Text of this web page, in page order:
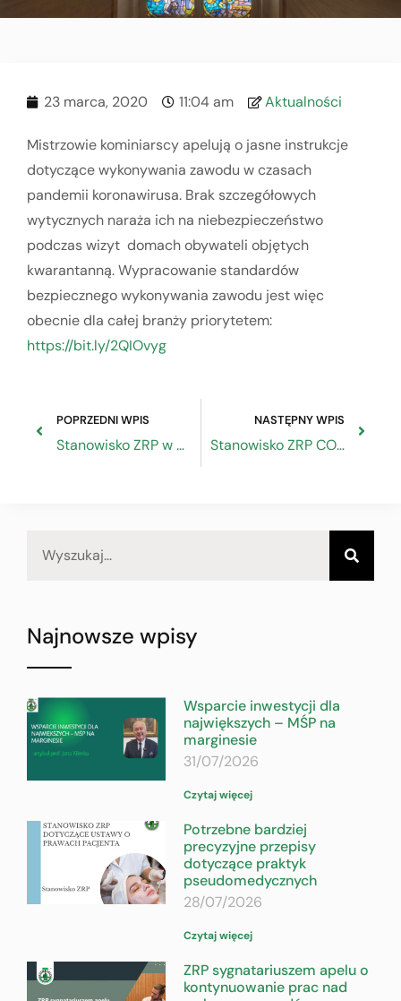
23 marca, 2020 11:04 am Aktualności
Mistrzowie kominiarscy apelują o jasne instrukcje
dotyczące wykonywania zawodu w czasach
pandemii koronawirusa. Brak szczegółowych
wytycznych naraża ich na niebezpieczeństwo
podczas wizyt domach obywateli objętych
kwarantanną. Wypracowanie standardów
bezpiecznego wykonywania zawodu jest więc
obecnie dla całej branży priorytetem:
https://bit.ly/2QIOvyg
POPRZEDNI WPIS
Stanowisko ZRP w sprawie pakietu osłonowego tzw. tarczy antykryzysowej
NASTĘPNY WPIS
Stanowisko ZRP COVID-19 Specustawa
Najnowsze wpisy
Wsparcie inwestycji dla
największych – MŚP na
marginesie
31/07/2026
Czytaj więcej
Potrzebne bardziej
precyzyjne przepisy
dotyczące praktyk
pseudomedycznych
28/07/2026
Czytaj więcej
ZRP sygnatariuszem apelu o
kontynuowanie prac nad